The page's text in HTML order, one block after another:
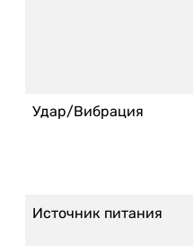
Удар/Вибрация
Источник питания